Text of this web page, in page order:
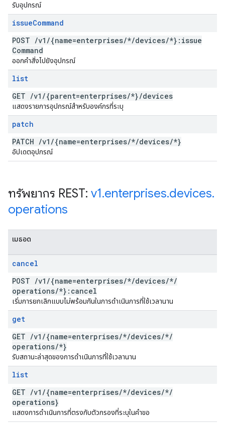
รับอุปกรณ์
issueCommand
POST /v1 /{name=enterprises/*/devices/*}:issue
Command
ออกคำสั่งไปยังอุปกรณ์
list
GET /v1 /{parent=enterprises/*}/devices
แสดงรายการอุปกรณ์สำหรับองค์กรที่ระบุ
patch
PATCH /v1 /{name=enterprises/*/devices/*}
อัปเดตอุปกรณ์
ทรัพยากร REST: v1.enterprises.devices.
operations
เมธอด
cancel
POST /v1 /{name=enterprises/*/devices/*/
operations/*}:cancel
เริ่มการยกเลิกแบบไม่พร้อมกันในการดำเนินการที่ใช้เวลานาน
get
GET /v1 /{name=enterprises/*/devices/*/
operations/*}
รับสถานะล่าสุดของการดำเนินการที่ใช้เวลานาน
list
GET /v1 /{name=enterprises/*/devices/*/
operations}
แสดงการดำเนินการที่ตรงกับตัวกรองที่ระบุในคำขอ